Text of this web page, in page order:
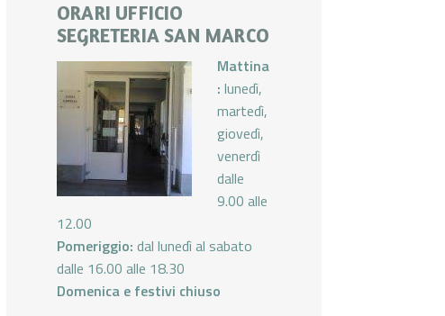
ORARI UFFICIO
SEGRETERIA SAN MARCO
Mattina
: lunedì,
martedì,
giovedì,
venerdì
dalle
9.00 alle
12.00
Pomeriggio: dal lunedì al sabato
dalle 16.00 alle 18.30
Domenica e festivi chiuso